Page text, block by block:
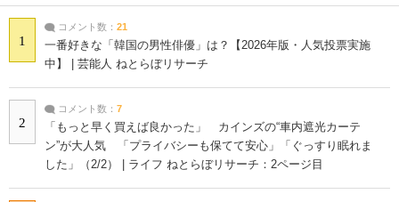
1
コメント数： 21
一番好きな「韓国の男性俳優」は？【2026年版・人気投票実施
中】 | 芸能人 ねとらぼリサーチ
2
コメント数： 7
「もっと早く買えば良かった」 カインズの“車内遮光カーテ
ン”が大人気 「プライバシーも保てて安心」「ぐっすり眠れま
した」（2/2） | ライフ ねとらぼリサーチ：2ページ目